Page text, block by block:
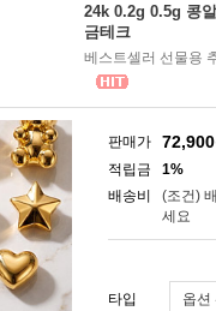
24k 0.2g 0.5g 콩
금테크
베스트셀러 선물용
판매가 72,900
적립금
1%
배송비
(조건)
세요
타입